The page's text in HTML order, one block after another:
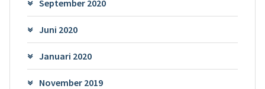
September 2020
Juni 2020
Januari 2020
November 2019